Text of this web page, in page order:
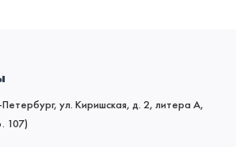
Петербург, ул. Киришская, д. 2, литера А,
107)